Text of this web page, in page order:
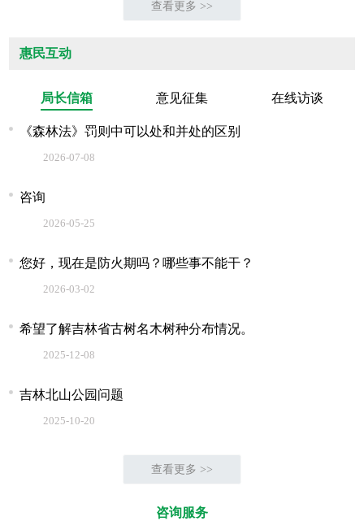
查看更多 >>
惠民互动
局长信箱 意见征集 在线访谈
《森林法》罚则中可以处和并处的区别
2026-07-08
咨询
2026-05-25
您好，现在是防火期吗？哪些事不能干？
2026-03-02
希望了解吉林省古树名木树种分布情况。
2025-12-08
吉林北山公园问题
2025-10-20
查看更多 >>
咨询服务